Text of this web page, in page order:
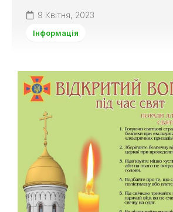
9 Квітня, 2023
Інформація